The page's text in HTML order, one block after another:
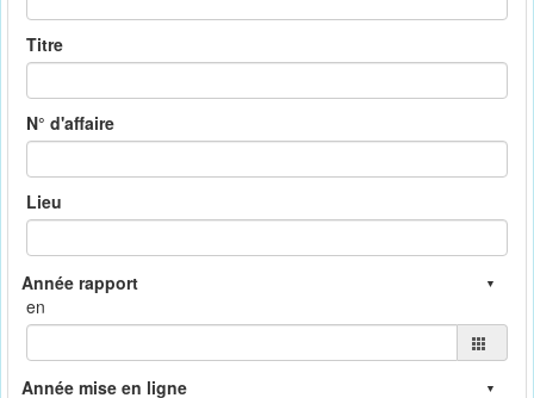
Titre
N° d'affaire
Lieu
en